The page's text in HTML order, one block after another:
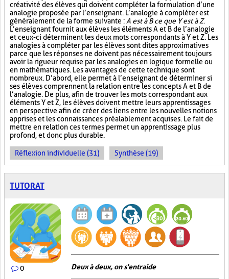
créativité des élèves qui doivent compléter la formulation d’une
analogie proposée par l’enseignant. L’analogie à compléter est
généralement de la forme suivante : A est à B ce que Y est à Z.
L’enseignant fournit aux élèves les éléments A et B de l’analogie
et ceux-ci déterminent les deux mots correspondants à Y et Z. Les
analogies à compléter par les élèves sont dites approximatives
parce que les réponses ne doivent pas nécessairement toujours
avoir la rigueur requise par les analogies en logique formelle ou
en mathématiques. Les avantages de cette technique sont
nombreux. D’abord, elle permet à l’enseignant de déterminer si
ses élèves comprennent la relation entre les concepts A et B de
l’analogie. De plus, afin de trouver les mots correspondant aux
éléments Y et Z, les élèves doivent mettre leurs apprentissages
en perspective afin de créer des liens entre les nouvelles notions
apprises et les connaissances préalablement acquises. Le fait de
mettre en relation ces termes permet un apprentissage plus
profond, et donc plus durable.
Réflexion individuelle (31) Synthèse (19)
TUTORAT
0 Deux à deux, on s'entraide